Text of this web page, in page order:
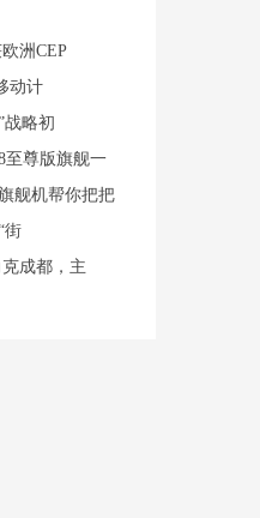
洲CEP
动计
战略初
至尊版旗舰一
舰机帮你把把
街
成都，主